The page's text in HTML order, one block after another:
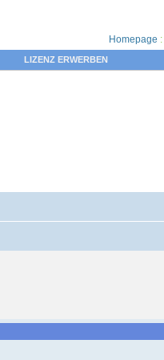
Homepage :
LIZENZ ERWERBEN